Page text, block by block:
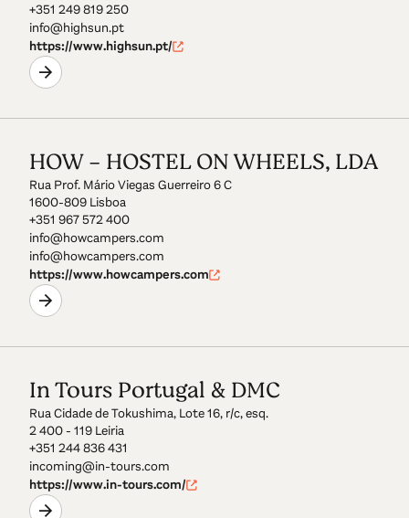
+351 249 819 250
info@highsun.pt
https://www.highsun.pt/
HOW - HOSTEL ON WHEELS, LDA
Rua Prof. Mário Viegas Guerreiro 6 C
1600-809 Lisboa
+351 967 572 400
info@howcampers.com
info@howcampers.com
https://www.howcampers.com
In Tours Portugal & DMC
Rua Cidade de Tokushima, Lote 16, r/c, esq.
2 400 - 119 Leiria
+351 244 836 431
incoming@in-tours.com
https://www.in-tours.com/